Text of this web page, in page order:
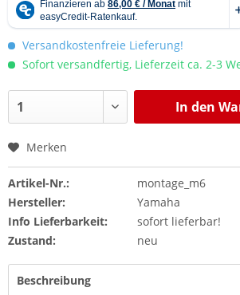
Versandkostenfreie Lieferung!
Sofort versandfertig, Lieferzeit ca. 2-3
In den
Merken
Artikel-Nr.:
montage_m6
Hersteller:
Yamaha
Info Lieferbarkeit:
sofort lieferbar!
Zustand:
neu
Beschreibung